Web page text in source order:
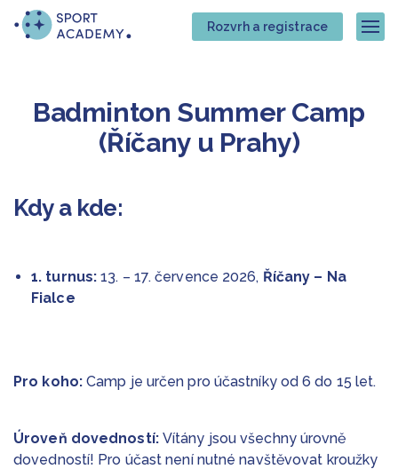
Přejít
na
Přejít
na
Rozvrh a registrace
Badminton Summer Camp
(Říčany u Prahy)
Kdy a kde:
1. turnus: 13. – 17. července 2026, Říčany – Na
Fialce
Pro koho:Camp je určen pro účastníky od 6 do 15 let.
Úroveň dovedností:Vítány jsou všechny úrovně
dovedností! Pro účast není nutné navštěvovat kroužky